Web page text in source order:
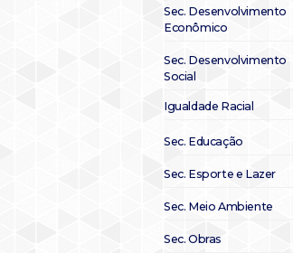
Sec. Desenvolvimento
Econômico
Sec. Desenvolvimento
Social
Igualdade Racial
Sec. Educação
Sec. Esporte e Lazer
Sec. Meio Ambiente
Sec. Obras